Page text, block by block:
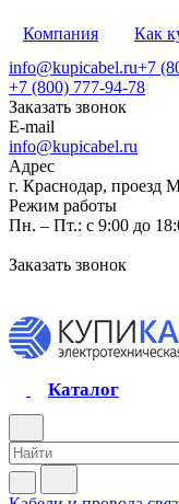
Компания Как
info@kupicabel.ru+7
+7 (800) 777-94-78
Заказать звонок
E-mail
info@kupicabel.ru
Адрес
г. Краснодар, проезд
Режим работы
Пн. – Пт.: с 9:00 до
Заказать звонок
Каталог